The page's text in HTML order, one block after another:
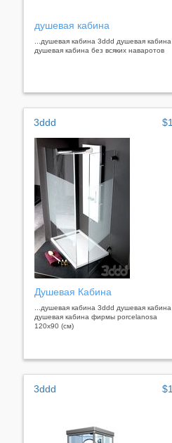
душевая кабина
...душевая кабина 3ddd душевая кабина
душевая кабина без всяких наваротов
3ddd $1
Душевая Кабина
...душевая кабина 3ddd душевая кабина
душевая кабина фирмы porcelanosa
120х90 (см)
3ddd $1